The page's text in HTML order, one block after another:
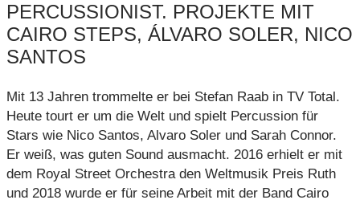
PERCUSSIONIST. PROJEKTE MIT
CAIRO STEPS, ÁLVARO SOLER, NICO
SANTOS
Mit 13 Jahren trommelte er bei Stefan Raab in TV Total.
Heute tourt er um die Welt und spielt Percussion für
Stars wie Nico Santos, Alvaro Soler und Sarah Connor.
Er weiß, was guten Sound ausmacht. 2016 erhielt er mit
dem Royal Street Orchestra den Weltmusik Preis Ruth
und 2018 wurde er für seine Arbeit mit der Band Cairo